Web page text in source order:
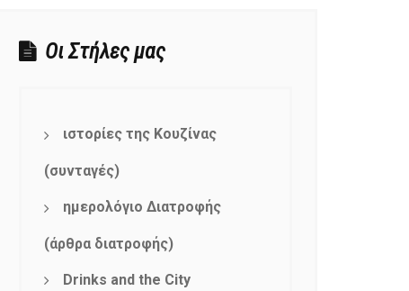
Οι Στήλες μας
ιστορίες της Κουζίνας
(συνταγές)
ημερολόγιο Διατροφής
(άρθρα διατροφής)
Drinks and the City